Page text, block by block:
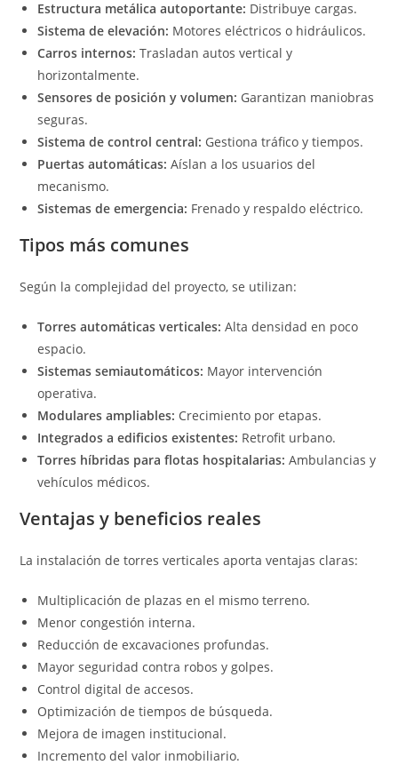
Estructura metálica autoportante: Distribuye cargas.
Sistema de elevación: Motores eléctricos o hidráulicos.
Carros internos: Trasladan autos vertical y
horizontalmente.
Sensores de posición y volumen: Garantizan maniobras
seguras.
Sistema de control central: Gestiona tráfico y tiempos.
Puertas automáticas: Aíslan a los usuarios del
mecanismo.
Sistemas de emergencia: Frenado y respaldo eléctrico.
Tipos más comunes
Según la complejidad del proyecto, se utilizan:
Torres automáticas verticales: Alta densidad en poco
espacio.
Sistemas semiautomáticos: Mayor intervención
operativa.
Modulares ampliables: Crecimiento por etapas.
Integrados a edificios existentes: Retrofit urbano.
Torres híbridas para flotas hospitalarias: Ambulancias y
vehículos médicos.
Ventajas y beneficios reales
La instalación de torres verticales aporta ventajas claras:
Multiplicación de plazas en el mismo terreno.
Menor congestión interna.
Reducción de excavaciones profundas.
Mayor seguridad contra robos y golpes.
Control digital de accesos.
Optimización de tiempos de búsqueda.
Mejora de imagen institucional.
Incremento del valor inmobiliario.